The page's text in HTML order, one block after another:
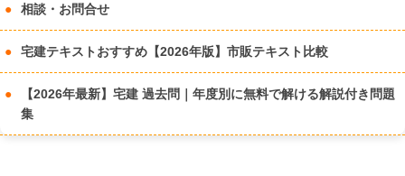
相談・お問合せ
宅建テキストおすすめ【2026年版】市販テキスト比較
【2026年最新】宅建 過去問｜年度別に無料で解ける解説付き問題
集